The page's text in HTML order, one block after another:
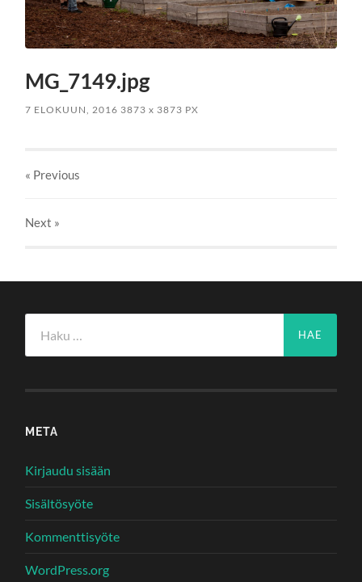
MG_7149.jpg
7 ELOKUUN, 2016 3873x 3873 PX
« Previous
Next »
META
Kirjaudu sisään
Sisältösyöte
Kommenttisyöte
WordPress.org